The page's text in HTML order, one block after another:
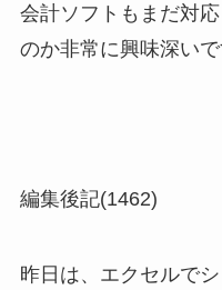
会計ソフトもまだ対
のか非常に興味深いで
編集後記(1462)
昨日は、エクセルで